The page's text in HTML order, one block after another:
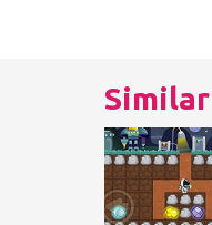
Similar